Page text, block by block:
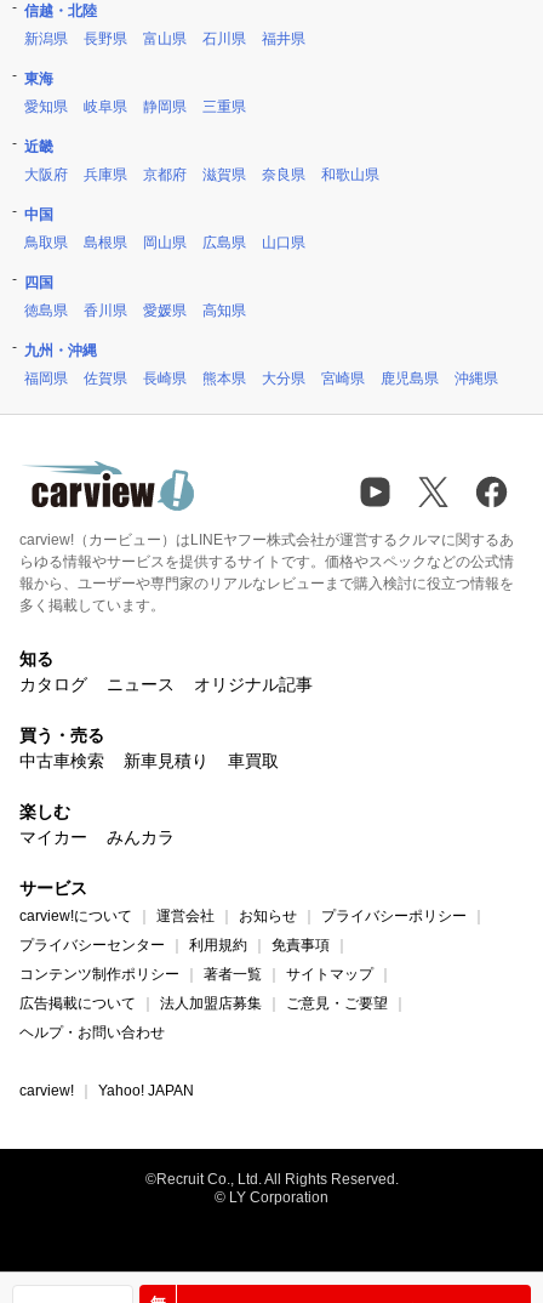
信越・北陸
新潟県
長野県 富山県 石川県 福井県
東海
愛知県
岐阜県 静岡県 三重県
近畿
大阪府
兵庫県 京都府 滋賀県 奈良県 和歌山県
中国
鳥取県
島根県 岡山県 広島県 山口県
四国
徳島県
香川県 愛媛県 高知県
九州・沖縄
福岡県
佐賀県 長崎県 熊本県 大分県 宮崎県 鹿児島県 沖縄県
carview!（カービュー）はLINEヤフー株式会社が運営するクルマに関するあ
らゆる情報やサービスを提供するサイトです。価格やスペックなどの公式情
報から、ユーザーや専門家のリアルなレビューまで購入検討に役立つ情報を
多く掲載しています。
知る
カタログ
ニュース オリジナル記事
買う・売る
中古車検索
新車見積り 車買取
楽しむ
マイカー
みんカラ
サービス
carview!について 運営会社 お知らせ
プライバシーポリシー
プライバシーセンター
利用規約
免責事項
コンテンツ制作ポリシー
著者一覧
サイトマップ
広告掲載について
法人加盟店募集
ご意見・ご要望
ヘルプ・お問い合わせ
carview! Yahoo! JAPAN
©Recruit Co., Ltd. All Rights Reserved.
© LY Corporation